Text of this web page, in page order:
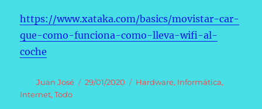
https://www.xataka.com/basics/movistar-car-
que-como-funciona-como-lleva-wifi-al-
coche
Autor
Juan José
Publicado
29/01/2020 Categorías
Hardware, Informática,
Internet,Todo